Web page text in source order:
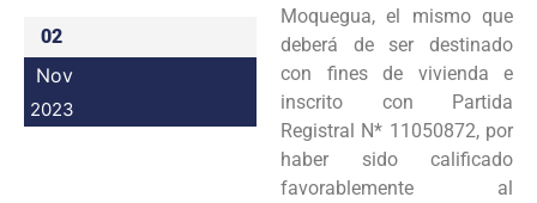
02
Nov
2023
Moquegua, el mismo que
deberá de ser destinado
con fines de vivienda e
inscrito con Partida
Registral N* 11050872, por
haber sido calificado
favorablemente al